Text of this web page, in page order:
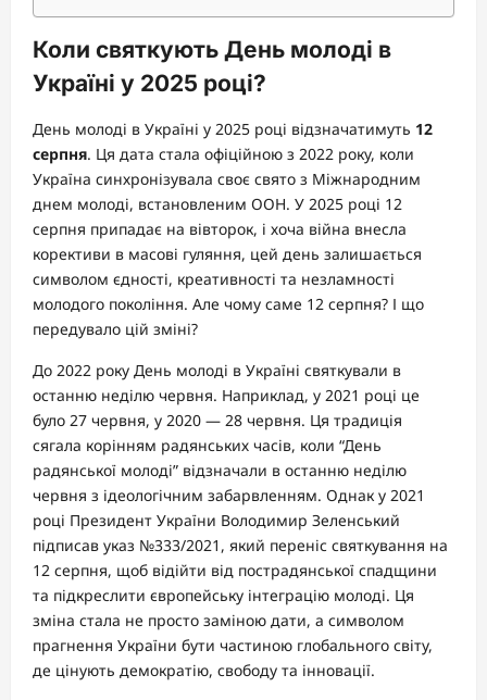
Коли святкують День молоді в
Україні у 2025 році?
День молоді в Україні у 2025 році відзначатимуть 12
серпня. Ця дата стала офіційною з 2022 року, коли
Україна синхронізувала своє свято з Міжнародним
днем молоді, встановленим ООН. У 2025 році 12
серпня припадає на вівторок, і хоча війна внесла
корективи в масові гуляння, цей день залишається
символом єдності, креативності та незламності
молодого покоління. Але чому саме 12 серпня? І що
передувало цій зміні?
До 2022 року День молоді в Україні святкували в
останню неділю червня. Наприклад, у 2021 році це
було 27 червня, у 2020 — 28 червня. Ця традиція
сягала корінням радянських часів, коли “День
радянської молоді” відзначали в останню неділю
червня з ідеологічним забарвленням. Однак у 2021
році Президент України Володимир Зеленський
підписав указ №333/2021, який переніс святкування на
12 серпня, щоб відійти від пострадянської спадщини
та підкреслити європейську інтеграцію молоді. Ця
зміна стала не просто заміною дати, а символом
прагнення України бути частиною глобального світу,
де цінують демократію, свободу та інновації.